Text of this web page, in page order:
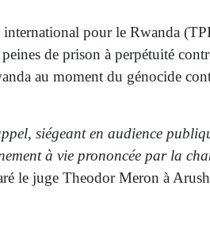
pour le Rwanda
de prison à perpétuité
au moment du génocide
siégeant en audience
à vie prononcée par la
le juge Theodor Meron à